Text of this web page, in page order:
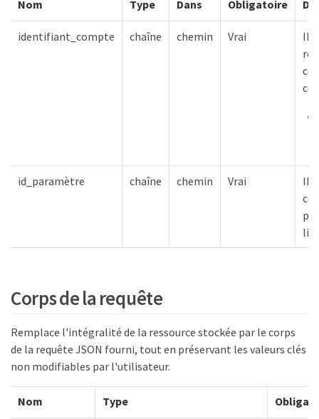
Nom Type Dans Obligatoire
identifiant_compte chaîne chemin Vrai
ID
id_paramètre chaîne chemin Vrai
ID
Corps de la requête
Remplace l'intégralité de la ressource stockée par le corps
de la requête JSON fourni, tout en préservant les valeurs clés
non modifiables par l'utilisateur.
Nom Type